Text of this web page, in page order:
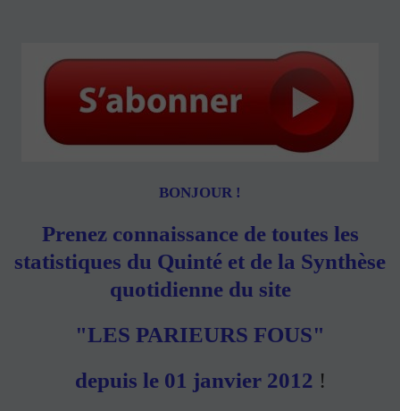
BONJOUR !
Prenez connaissance de toutes les
statistiques du Quinté et de la Synthèse
quotidienne du site
"LES PARIEURS FOUS"
depuis le 01 janvier 2012 !